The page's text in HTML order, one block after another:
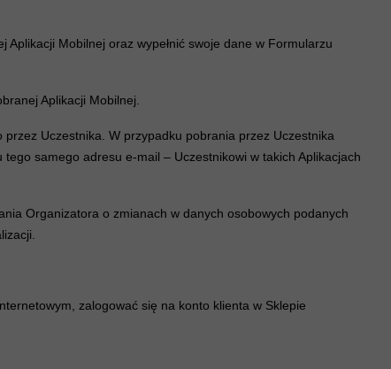
Mobilnej oraz wypełnić swoje dane w Formularzu
Aplikacji Mobilnej.
Uczestnika. W przypadku pobrania przez Uczestnika
samego adresu e-mail – Uczestnikowi w takich Aplikacjach
Organizatora o zmianach w danych osobowych podanych
zalogować się na konto klienta w Sklepie